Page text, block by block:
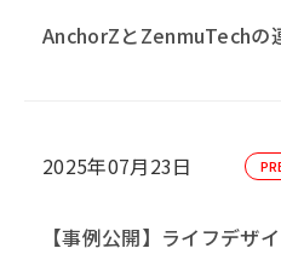
AnchorZとZenmuTechの
2025年07月23日
【事例公開】ライフデザ